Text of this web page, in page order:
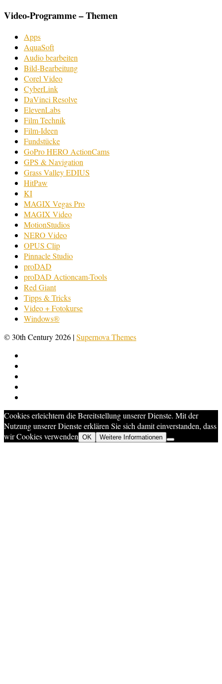
Video-Programme – Themen
Apps
AquaSoft
Audio bearbeiten
Bild-Bearbeitung
Corel Video
CyberLink
DaVinci Resolve
ElevenLabs
Film Technik
Film-Ideen
Fundstücke
GoPro HERO ActionCams
GPS & Navigation
Grass Valley EDIUS
HitPaw
KI
MAGIX Vegas Pro
MAGIX Video
MotionStudios
NERO Video
OPUS Clip
Pinnacle Studio
proDAD
proDAD Actioncam-Tools
Red Giant
Tipps & Tricks
Video + Fotokurse
Windows®
© 30th Century 2026 |Supernova Themes
Cookies erleichtern die Bereitstellung unserer Dienste. Mit der
Nutzung unserer Dienste erklären Sie sich damit einverstanden, dass
wir Cookies verwenden OK Weitere Informationen